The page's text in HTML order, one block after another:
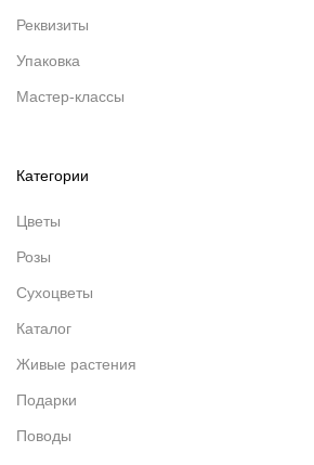
Реквизиты
Упаковка
Мастер-классы
Категории
Цветы
Розы
Сухоцветы
Каталог
Живые растения
Подарки
Поводы